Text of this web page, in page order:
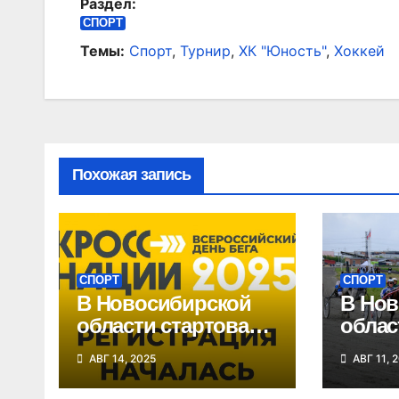
записям
Раздел:
СПОРТ
Темы: Спорт, Турнир, ХК "Юность", Хоккей
Похожая запись
СПОРТ
В Новосибирской
области стартовала
регистрация на
«Кросс нации»
АВГ 14, 2025
СПОРТ
В
этап
АВГ 11,